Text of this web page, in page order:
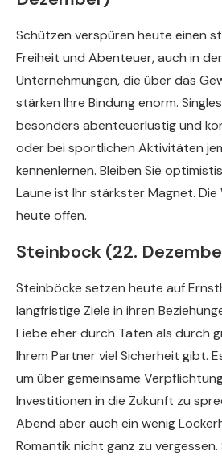
Schützen verspüren heute einen
Freiheit und Abenteuer, auch in
Unternehmungen, die über das
stärken Ihre Bindung enorm.
besonders abenteuerlustig und
oder bei sportlichen Aktivitäten
kennenlernen. Bleiben Sie
Laune ist Ihr stärkster Magnet.
heute offen.
Steinbock (22.
Steinböcke setzen heute auf
langfristige Ziele in ihren
Liebe eher durch Taten als durch
Ihrem Partner viel Sicherheit gibt.
um über gemeinsame
Investitionen in die Zukunft zu
Abend aber auch ein wenig
Romantik nicht ganz zu